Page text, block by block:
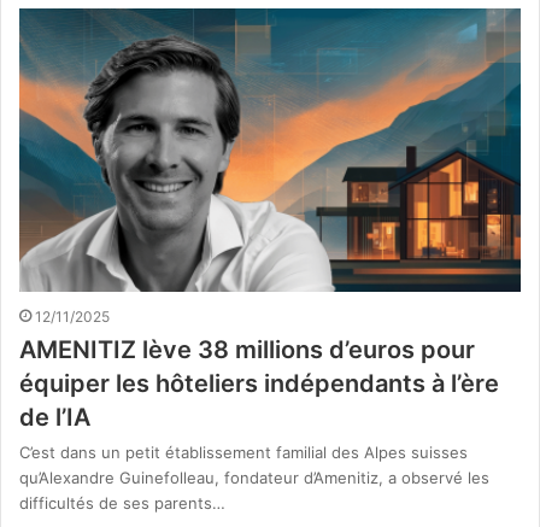
12/11/2025
AMENITIZ lève 38 millions d’euros pour
équiper les hôteliers indépendants à l’ère
de l’IA
C’est dans un petit établissement familial des Alpes suisses
qu’Alexandre Guinefolleau, fondateur d’Amenitiz, a observé les
difficultés de ses parents…